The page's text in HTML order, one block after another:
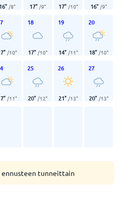
16° /8° 17° /9° 17° /10° 16° /9°
° /10°
18
17° /10°
19
14° /11°
20
18° /10°
° /11°
25
20° /12°
26
21° /13°
27
20° /13°
ennusteen tunneittain